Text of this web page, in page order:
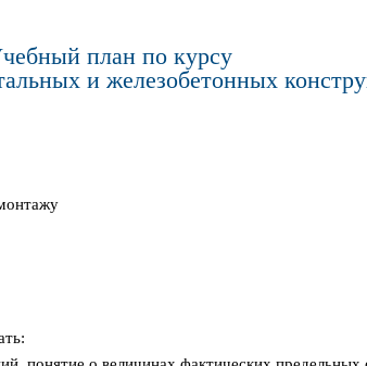
план по курсу
и железобетонных